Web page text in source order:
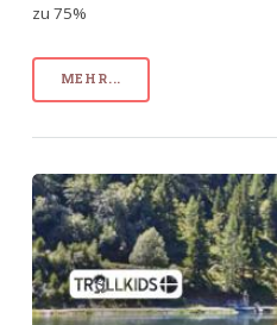
zu 75%
MEHR...